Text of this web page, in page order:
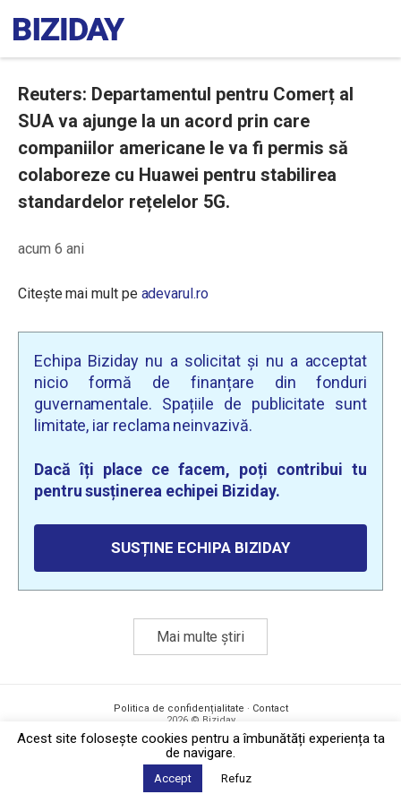
Reuters: Departamentul pentru Comerț al
SUA va ajunge la un acord prin care
companiilor americane le va fi permis să
colaboreze cu Huawei pentru stabilirea
standardelor rețelelor 5G.
acum 6 ani
Citește mai mult pe adevarul.ro
Echipa Biziday nu a solicitat și nu a acceptat
nicio formă de finanțare din fonduri
guvernamentale. Spațiile de publicitate sunt
limitate, iar reclama neinvazivă.
Dacă îți place ce facem, poți contribui tu
pentru susținerea echipei Biziday.
SUSȚINE ECHIPA BIZIDAY
Mai multe știri
Politica de confidențialitate · Contact
2026 © Biziday
Acest site foloseşte cookies pentru a îmbunătăți experiența ta
de navigare.
Accept Refuz